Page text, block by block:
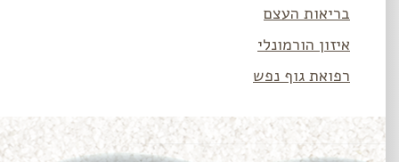
בריאות העצם
איזון הורמונלי
רפואת גוף נפש